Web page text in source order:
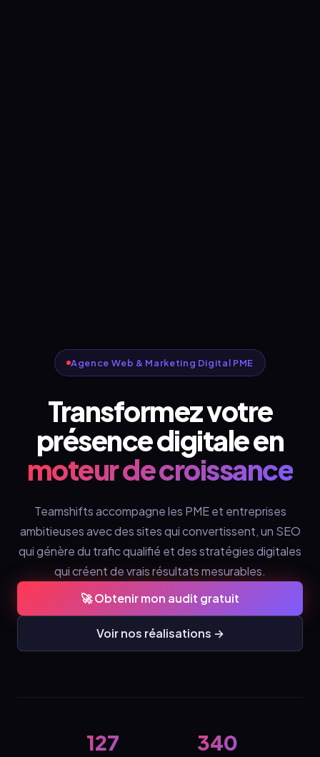
Agence Web & Marketing Digital PME
Transformez votre
présence digitale en
moteur de croissance
Teamshifts accompagne les PME et entreprises
ambitieuses avec des sites qui convertissent, un SEO
qui génère du trafic qualifié et des stratégies digitales
qui créent de vrais résultats mesurables.
🚀 Obtenir mon audit gratuit
Voir nos réalisations →
127 340